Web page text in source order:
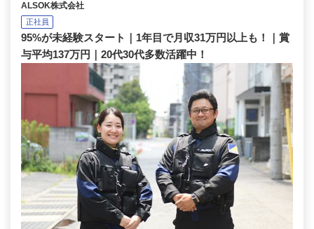
ALSOK株式会社
正社員
95%が未経験スタート｜1年目で月収31万円以上も！｜賞
与平均137万円｜20代30代多数活躍中！